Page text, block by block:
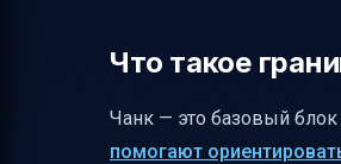
Как описать
Предотвращение
Что такое
Чанк — это базовый
помогают